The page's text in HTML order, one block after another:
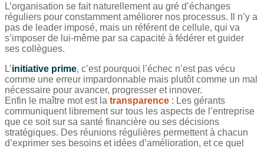
L’organisation se fait naturellement au gré d’échanges
réguliers pour constamment améliorer nos processus. Il n’y a
pas de leader imposé, mais un référent de cellule, qui va
s’imposer de lui-même par sa capacité à fédérer et guider
ses collègues.
L’initiative prime, c’est pourquoi l’échec n’est pas vécu
comme une erreur impardonnable mais plutôt comme un mal
nécessaire pour avancer, progresser et innover.
Enfin le maître mot est la transparence : Les gérants
communiquent librement sur tous les aspects de l’entreprise
que ce soit sur sa santé financière ou ses décisions
stratégiques. Des réunions régulières permettent à chacun
d’exprimer ses besoins et idées d’amélioration, et ce quel